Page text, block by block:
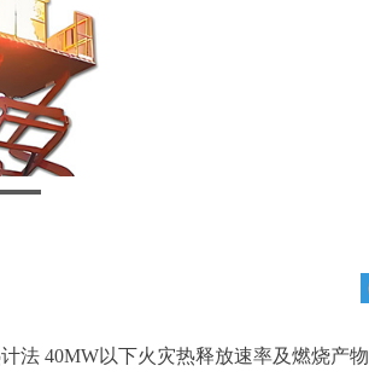
法 40MW以下火灾热释放速率及燃烧产